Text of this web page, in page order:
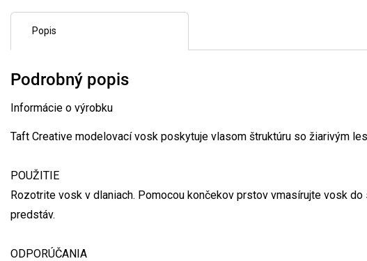
Popis
Podrobný popis
Informácie o výrobku
Taft Creative modelovací vosk poskytuje vlasom štruktúru so žiarivým
POUŽITIE
Rozotrite vosk v dlaniach. Pomocou končekov prstov vmasírujte vosk
predstáv.
ODPORÚČANIA